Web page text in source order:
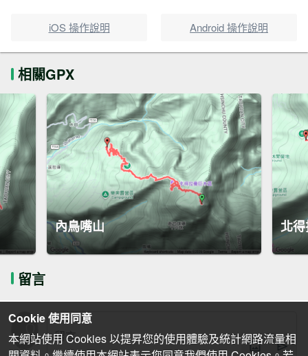
iOS 操作說明 Android 操作說明
相關GPX
內鳥嘴山 北
留言
Cookie 使用同意
本網站使用 Cookies 以提昇您的使用體驗及統計網路流量相